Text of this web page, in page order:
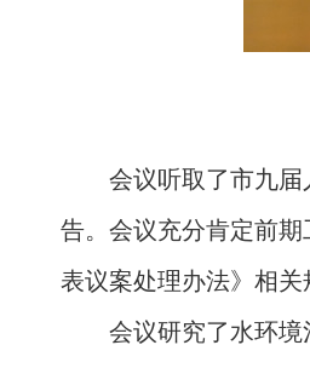
会议听取了市九
告。会议充分肯定前
表议案处理办法》相
会议研究了水环